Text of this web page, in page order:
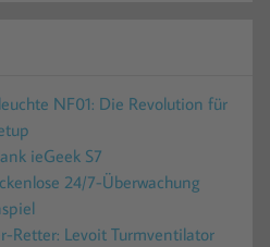
NF01: Die Revolution für
ieGeek S7
24/7-Überwachung
Retter: Levoit Turmventilator